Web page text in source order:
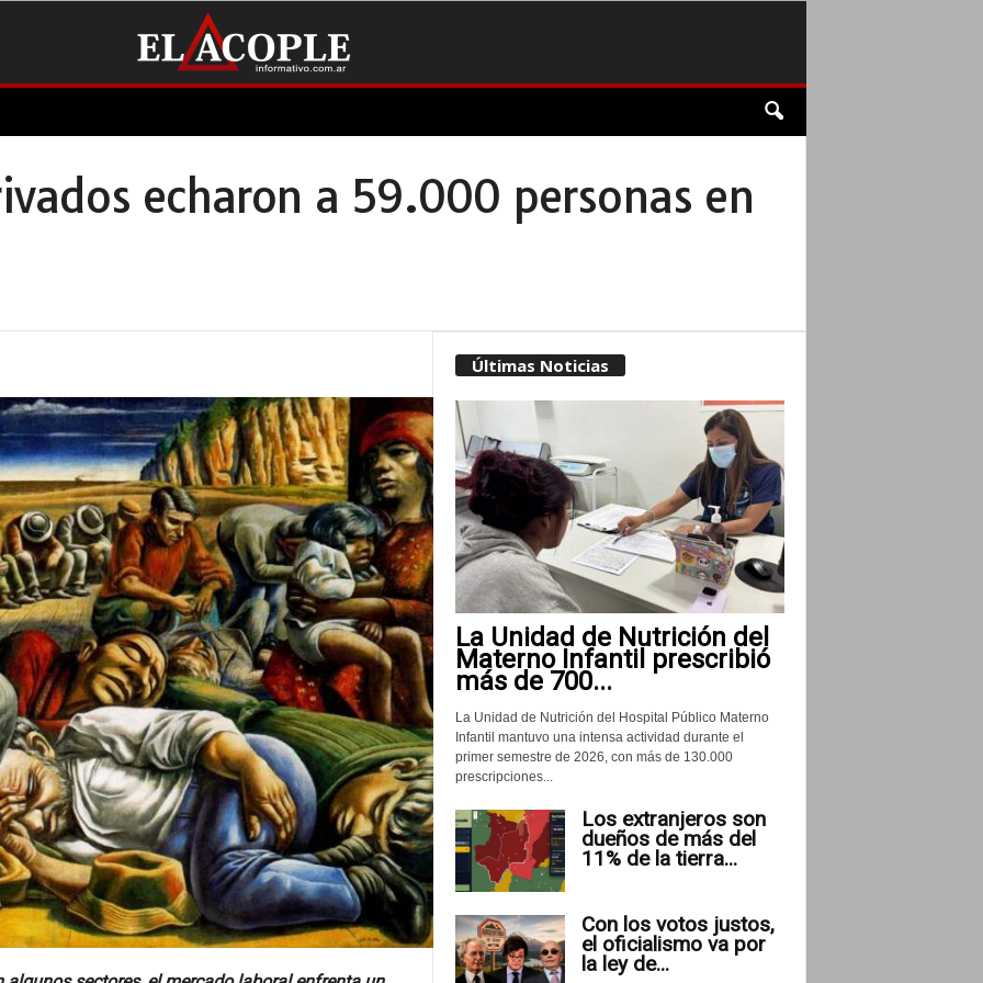
echaron a 59.000 personas en
Últimas Noticias
La Unidad de Nutrición del
Materno Infantil prescribió
más de 700...
La Unidad de Nutrición del Hospital Público Materno
Infantil mantuvo una intensa actividad durante el
primer semestre de 2026, con más de 130.000
prescripciones...
Los extranjeros son
dueños de más del
11% de la tierra...
Con los votos justos,
el oficialismo va por
la ley de...